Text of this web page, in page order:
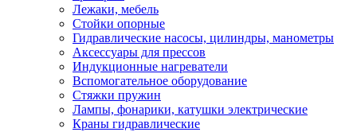
Лежаки, мебель
Стойки опорные
Гидравлические насосы, цилиндры, манометры
Аксессуары для прессов
Индукционные нагреватели
Вспомогательное оборудование
Стяжки пружин
Лампы, фонарики, катушки электрические
Краны гидравлические